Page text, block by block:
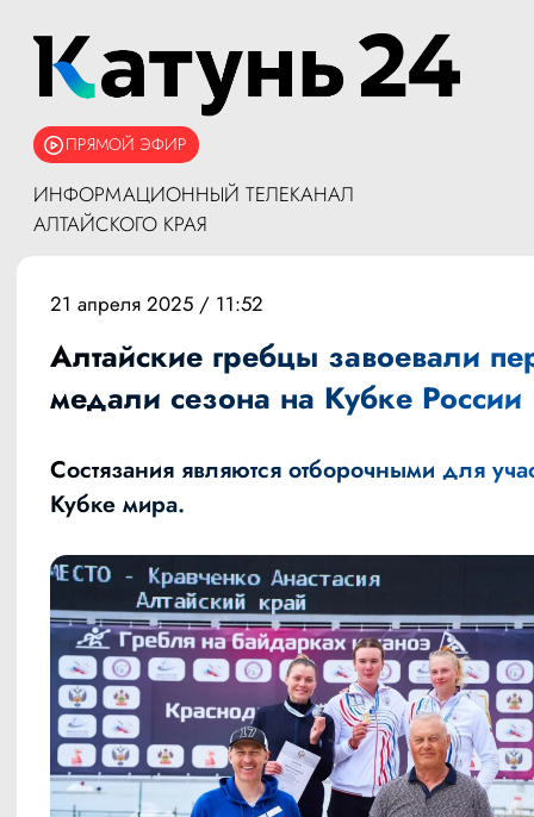
ПРЯМОЙ ЭФИР
ИНФОРМАЦИОННЫЙ ТЕЛЕКАНАЛ
АЛТАЙСКОГО КРАЯ
21 апреля 2025 / 11:52
Алтайские гребцы завоевали
медали сезона на Кубке России
Состязания являются отборочными для
Кубке мира.